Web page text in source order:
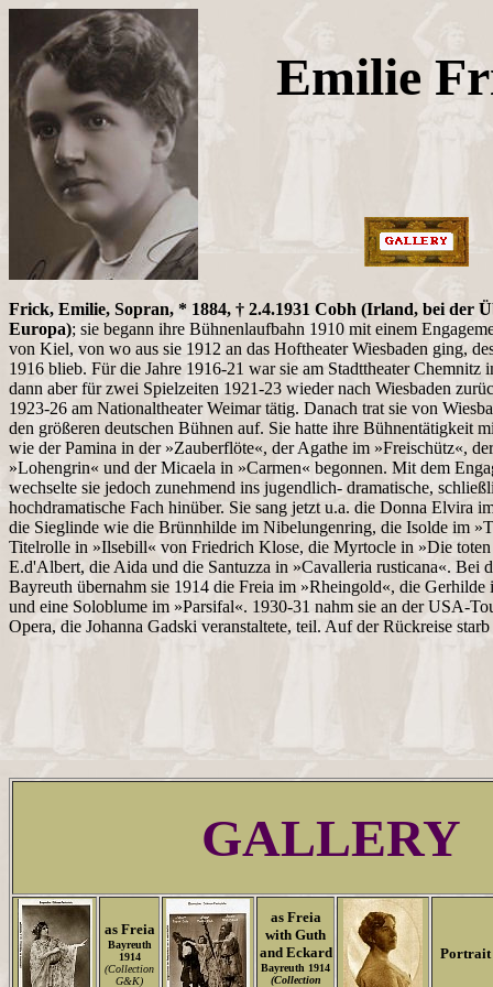
Emilie
Frick, Emilie, Sopran, * 1884, † 2.4.1931 Cobh (Irland, bei der
Europa); sie begann ihre Bühnenlaufbahn 1910 mit einem
von Kiel, von wo aus sie 1912 an das Hoftheater Wiesbaden ging,
1916 blieb. Für die Jahre 1916-21 war sie am Stadttheater Chemnitz
dann aber für zwei Spielzeiten 1921-23 wieder nach Wiesbaden
1923-26 am Nationaltheater Weimar tätig. Danach trat sie von
den größeren deutschen Bühnen auf. Sie hatte ihre Bühnentätigkeit
wie der Pamina in der »Zauberflöte«, der Agathe im »Freischütz«,
»Lohengrin« und der Micaela in »Carmen« begonnen. Mit dem
wechselte sie jedoch zunehmend ins jugendlich- dramatische,
hochdramatische Fach hinüber. Sie sang jetzt u.a. die Donna Elvira
die Sieglinde wie die Brünnhilde im Nibelungenring, die Isolde im
Titelrolle in »Ilsebill« von Friedrich Klose, die Myrtocle in »Die
E.d'Albert, die Aida und die Santuzza in »Cavalleria rusticana«. Bei
Bayreuth übernahm sie 1914 die Freia im »Rheingold«, die Gerhilde
und eine Soloblume im »Parsifal«. 1930-31 nahm sie an der USA-
Opera, die Johanna Gadski veranstaltete, teil. Auf der Rückreise
GALLERY
as Freia
Bayreuth
1914
(Collection
G&K)
as Freia
with Guth
and Eckard
Bayreuth 1914
(Collection
Portrait